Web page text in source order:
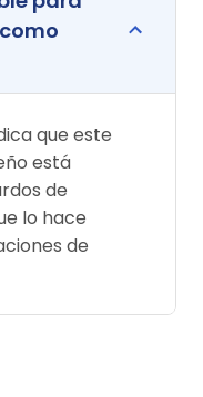
que este
está
de
lo hace
de